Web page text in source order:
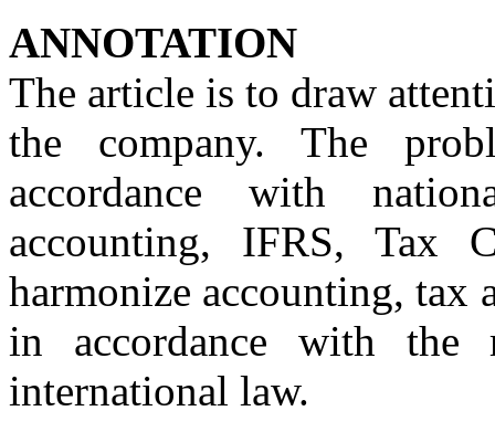
ANNOTATION
The article is to draw
the company. The
accordance with
accounting, IFRS, Tax
harmonize accounting, tax
in accordance with the
international law.